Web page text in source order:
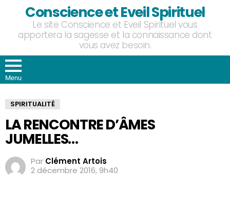
Conscience et Eveil Spirituel
Le site Conscience et Eveil Spirituel vous
apportera la sagesse et la connaissance dont
vous avez besoin.
Menu
SPIRITUALITÉ
LA RENCONTRE D’ÂMES
JUMELLES…
Par Clément Artois
2 décembre 2016, 9h40